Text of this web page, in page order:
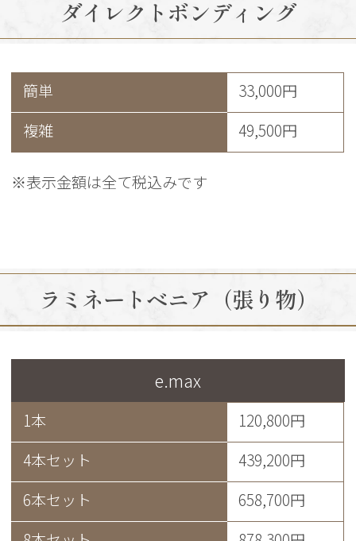
ダイレクトボンディング
簡単
33,000円
複雑
49,500円
※表示金額は全て税込みです
ラミネートベニア（張り物）
e.max
1本
120,800円
4本セット
439,200円
6本セット
658,700円